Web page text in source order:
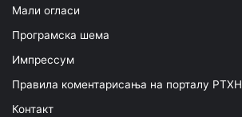
Мали огласи
Програмска шема
Импрессум
Правила коментарисања на порталу РТХН
Контакт